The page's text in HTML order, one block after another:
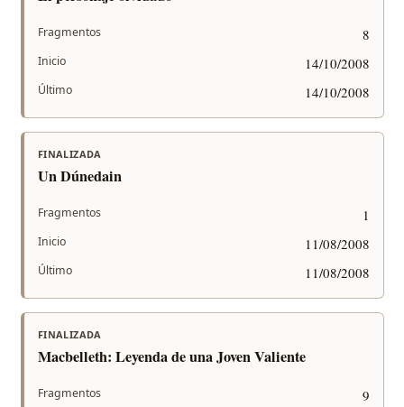
Fragmentos 8
Inicio 14/10/2008
Último 14/10/2008
FINALIZADA
Un Dúnedain
Fragmentos 1
Inicio 11/08/2008
Último 11/08/2008
FINALIZADA
Macbelleth: Leyenda de una Joven Valiente
Fragmentos 9